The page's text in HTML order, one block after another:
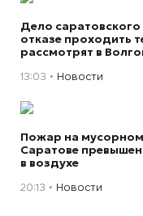
Дело
отказе проходить
рассмотрят в
13:03 Новости
Пожар на мусорном
Саратове
в воздухе
20:13 Новости